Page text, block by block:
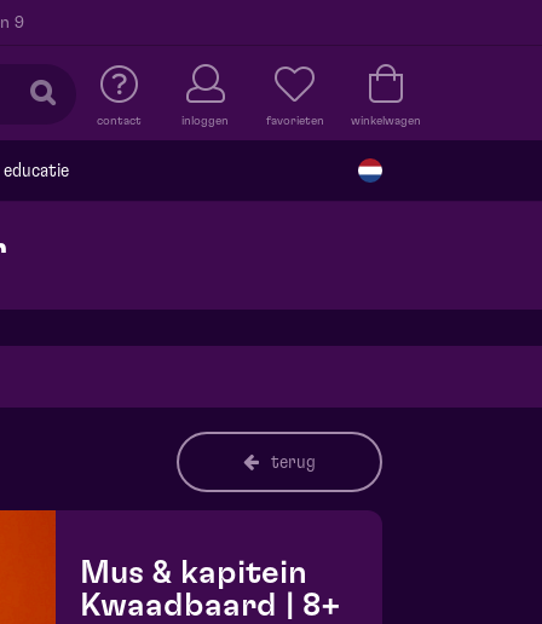
9
contact inloggen favorieten winkelwagen
educatie
terug
Mus & kapitein
Kwaadbaard | 8+